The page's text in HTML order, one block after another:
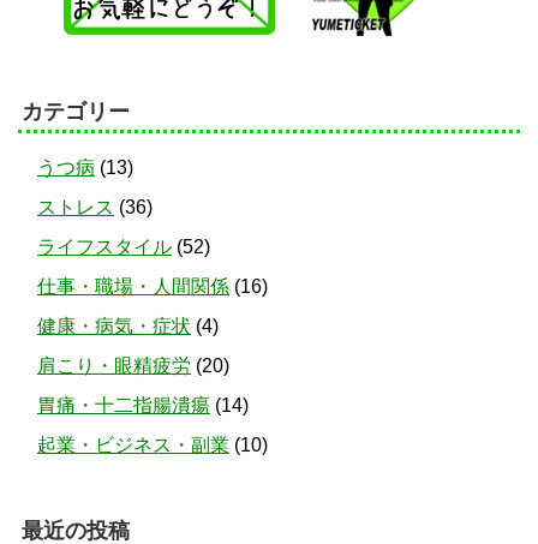
カテゴリー
うつ病 (13)
ストレス (36)
ライフスタイル (52)
仕事・職場・人間関係 (16)
健康・病気・症状 (4)
肩こり・眼精疲労 (20)
胃痛・十二指腸潰瘍 (14)
起業・ビジネス・副業 (10)
最近の投稿